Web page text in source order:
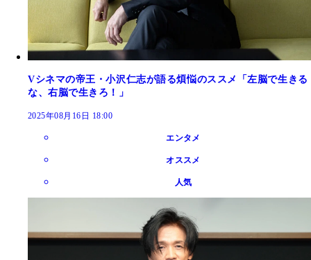
Vシネマの帝王・小沢仁志が語る煩悩のススメ「左脳で生きる
な、右脳で生きろ！」
2025年08月16日 18:00
エンタメ
オススメ
人気